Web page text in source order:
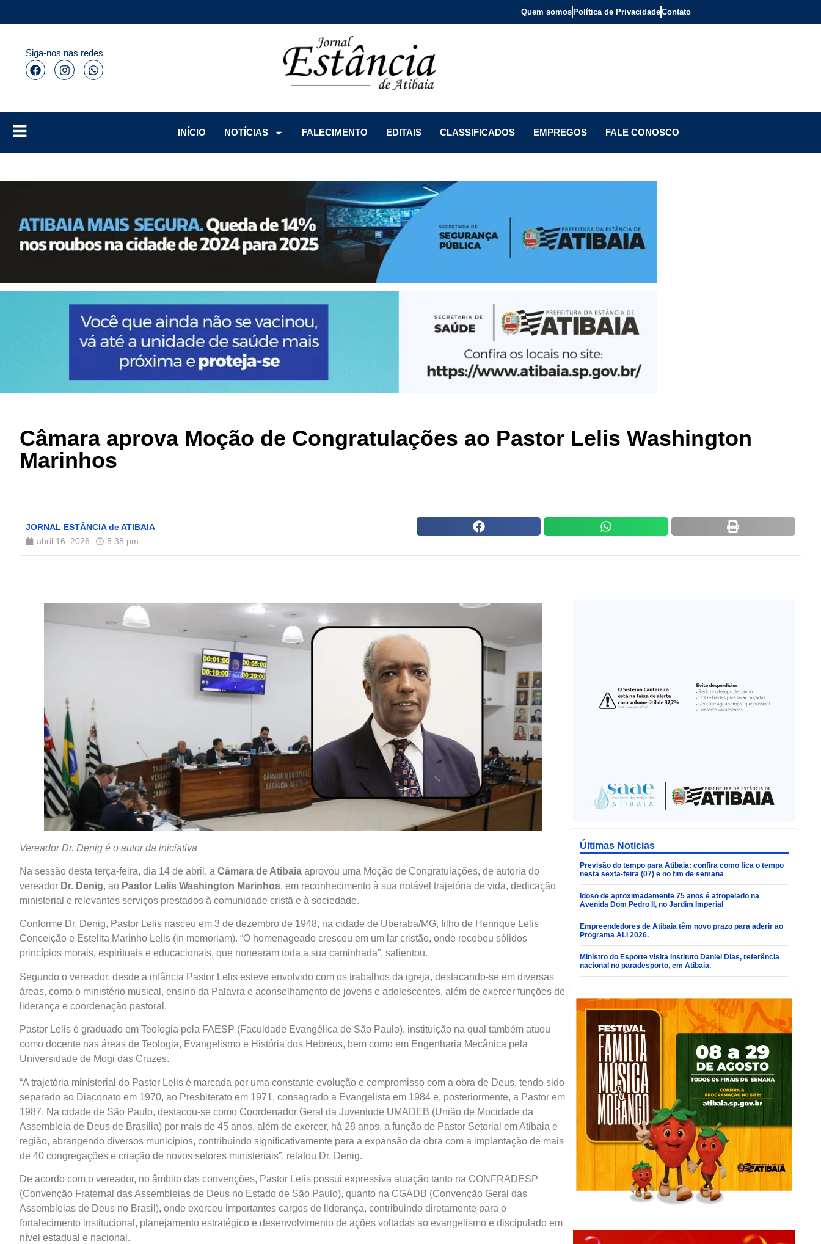
Quem somos Política de PrivacidadeContato
Siga-nos nas redes
INÍCIO
NOTÍCIAS FALECIMENTO EDITAIS CLASSIFICADOS EMPREGOS FALE CONOSCO
Câmara aprova Moção de Congratulações ao Pastor Lelis Washington
Marinhos
JORNAL ESTÂNCIA de ATIBAIA
abril 16, 2026
5:38 pm
Vereador Dr. Denig é o autor da iniciativa
Na sessão desta terça-feira, dia 14 de abril, a Câmara de Atibaia aprovou uma Moção de Congratulações, de autoria do
vereador Dr. Denig, ao Pastor Lelis Washington Marinhos, em reconhecimento à sua notável trajetória de vida, dedicação
ministerial e relevantes serviços prestados à comunidade cristã e à sociedade.
Conforme Dr. Denig, Pastor Lelis nasceu em 3 de dezembro de 1948, na cidade de Uberaba/MG, filho de Henrique Lelis
Conceição e Estelita Marinho Lelis (in memoriam). “O homenageado cresceu em um lar cristão, onde recebeu sólidos
princípios morais, espirituais e educacionais, que nortearam toda a sua caminhada”, salientou.
Segundo o vereador, desde a infância Pastor Lelis esteve envolvido com os trabalhos da igreja, destacando-se em diversas
áreas, como o ministério musical, ensino da Palavra e aconselhamento de jovens e adolescentes, além de exercer funções de
liderança e coordenação pastoral.
Pastor Lelis é graduado em Teologia pela FAESP (Faculdade Evangélica de São Paulo), instituição na qual também atuou
como docente nas áreas de Teologia, Evangelismo e História dos Hebreus, bem como em Engenharia Mecânica pela
Universidade de Mogi das Cruzes.
“A trajetória ministerial do Pastor Lelis é marcada por uma constante evolução e compromisso com a obra de Deus, tendo sido
separado ao Diaconato em 1970, ao Presbiterato em 1971, consagrado a Evangelista em 1984 e, posteriormente, a Pastor em
1987. Na cidade de São Paulo, destacou-se como Coordenador Geral da Juventude UMADEB (União de Mocidade da
Assembleia de Deus de Brasília) por mais de 45 anos, além de exercer, há 28 anos, a função de Pastor Setorial em Atibaia e
região, abrangendo diversos municípios, contribuindo significativamente para a expansão da obra com a implantação de mais
de 40 congregações e criação de novos setores ministeriais”, relatou Dr. Denig.
De acordo com o vereador, no âmbito das convenções, Pastor Lelis possui expressiva atuação tanto na CONFRADESP
(Convenção Fraternal das Assembleias de Deus no Estado de São Paulo), quanto na CGADB (Convenção Geral das
Assembleias de Deus no Brasil), onde exerceu importantes cargos de liderança, contribuindo diretamente para o
fortalecimento institucional, planejamento estratégico e desenvolvimento de ações voltadas ao evangelismo e discipulado em
nível estadual e nacional.
Últimas Noticias
Previsão do tempo para Atibaia: confira como fica o tempo
nesta sexta-feira (07) e no fim de semana
Idoso de aproximadamente 75 anos é atropelado na
Avenida Dom Pedro II, no Jardim Imperial
Empreendedores de Atibaia têm novo prazo para aderir ao
Programa ALI 2026.
Ministro do Esporte visita Instituto Daniel Dias, referência
nacional no paradesporto, em Atibaia.